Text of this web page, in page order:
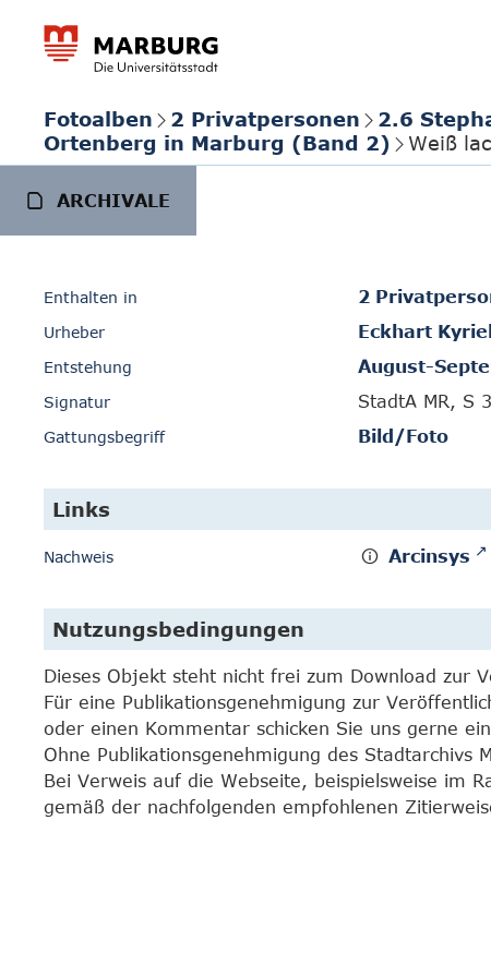
Fotoalben 2 Privatpersonen 2.6
Ortenberg in Marburg (Band 2)
Weiß
ARCHIVALE
Enthalten in 2
Urheber Eckhart
Entstehung August-
Signatur StadtA MR, S
Gattungsbegriff Bild/Foto
Links
Nachweis Arcinsys
Nutzungsbedingungen
Dieses Objekt steht nicht frei zum Download zur
Für eine Publikationsgenehmigung zur
oder einen Kommentar schicken Sie uns gerne
Ohne Publikationsgenehmigung des
Bei Verweis auf die Webseite, beispielsweise im
gemäß der nachfolgenden empfohlenen